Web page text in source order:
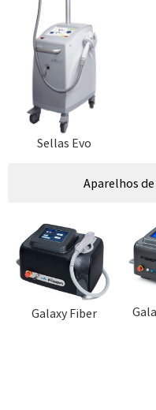
Sellas Evo
Aparelhos de
Galaxy Fiber